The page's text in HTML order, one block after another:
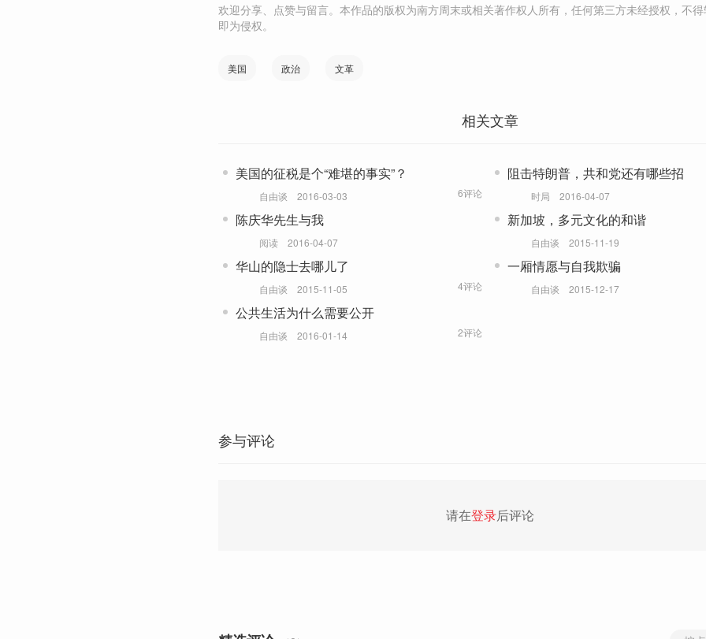
欢迎分享、点赞与留言。本作品的版权为南方周末或相关著作权人所有，任何第三方未经授权，不
即为侵权。
美国 政治 文革
相关文章
美国的征税是个“难堪的事实”？
自由谈 2016-03-03 6评论
阻击特朗普，共和党还有哪些招
时局 2016-04-07
陈庆华先生与我
阅读 2016-04-07
新加坡，多元文化的和谐
自由谈 2015-11-19
华山的隐士去哪儿了
自由谈 2015-11-05 4评论
一厢情愿与自我欺骗
自由谈 2015-12-17
公共生活为什么需要公开
自由谈 2016-01-14 2评论
参与评论
请在登录后评论